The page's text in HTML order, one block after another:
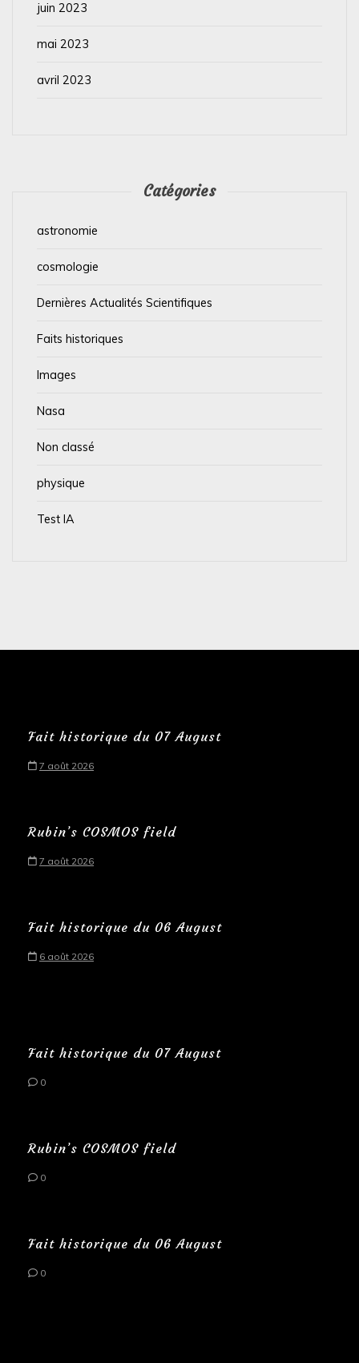
juin 2023
mai 2023
avril 2023
Catégories
astronomie
cosmologie
Dernières Actualités Scientifiques
Faits historiques
Images
Nasa
Non classé
physique
Test IA
Fait historique du 07 August
7 août 2026
Rubin’s COSMOS field
7 août 2026
Fait historique du 06 August
6 août 2026
Fait historique du 07 August
0
Rubin’s COSMOS field
0
Fait historique du 06 August
0